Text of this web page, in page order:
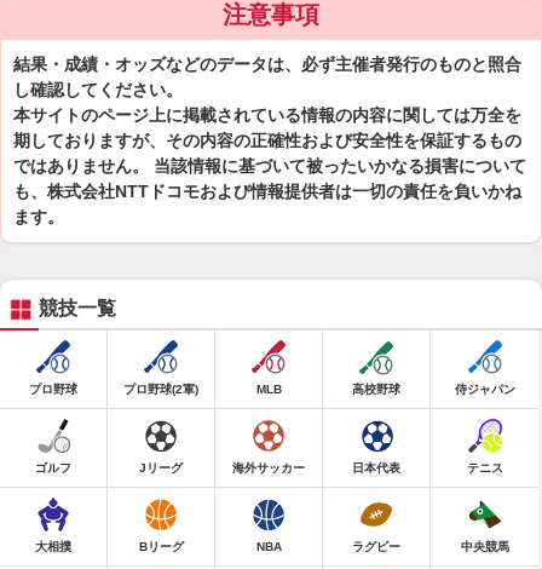
注意事項
結果・成績・オッズなどのデータは、必ず主催者発行のものと照合
し確認してください。
本サイトのページ上に掲載されている情報の内容に関しては万全を
期しておりますが、その内容の正確性および安全性を保証するもの
ではありません。 当該情報に基づいて被ったいかなる損害について
も、株式会社NTTドコモおよび情報提供者は一切の責任を負いかね
ます。
競技一覧
プロ野球 プロ野球(2軍) MLB 高校野球 侍ジャパン
ゴルフ Jリーグ 海外サッカー 日本代表 テニス
大相撲 Bリーグ NBA ラグビー 中央競馬